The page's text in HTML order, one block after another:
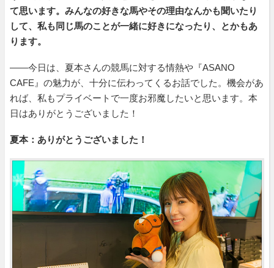
て思います。みんなの好きな馬やその理由なんかも聞いたり
して、私も同じ馬のことが一緒に好きになったり、とかもあ
ります。
――今日は、夏本さんの競馬に対する情熱や『ASANO
CAFE』の魅力が、十分に伝わってくるお話でした。機会があ
れば、私もプライベートで一度お邪魔したいと思います。本
日はありがとうございました！
夏本：ありがとうございました！